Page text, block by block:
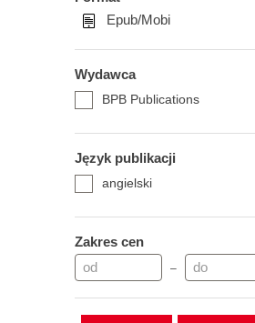
Epub/Mobi
Wydawca
BPB Publications
Język publikacji
angielski
Zakres cen
–